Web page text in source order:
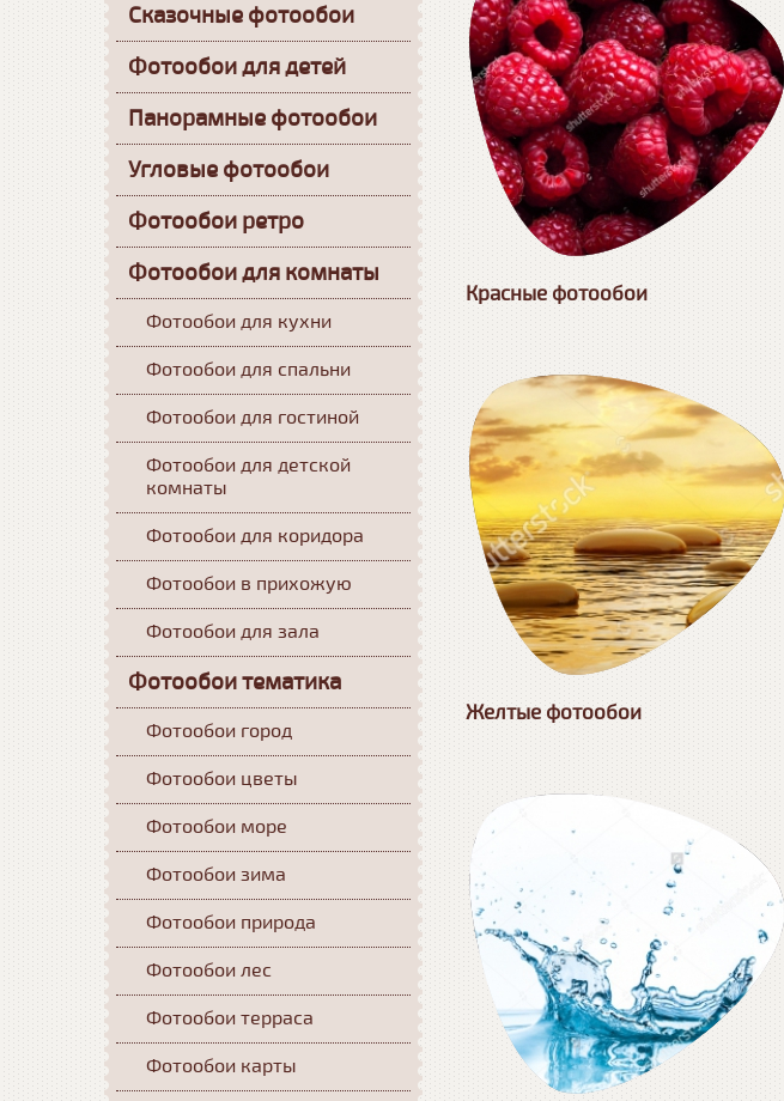
Красные фотообои
Желтые фотообои
Сказочные фотообои
Фотообои для детей
Панорамные фотообои
Угловые фотообои
Фотообои ретро
Фотообои для комнаты
Фотообои для кухни
Фотообои для спальни
Фотообои для гостиной
Фотообои для детской
комнаты
Фотообои для коридора
Фотообои в прихожую
Фотообои для зала
Фотообои тематика
Фотообои город
Фотообои цветы
Фотообои море
Фотообои зима
Фотообои природа
Фотообои лес
Фотообои терраса
Фотообои карты